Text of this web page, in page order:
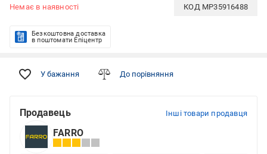
Немає в наявності КОД MP35916488
Безкоштовна доставка
в поштомати Епіцентр
У бажання До порівняння
Продавець Інші товари продавця
FARRO